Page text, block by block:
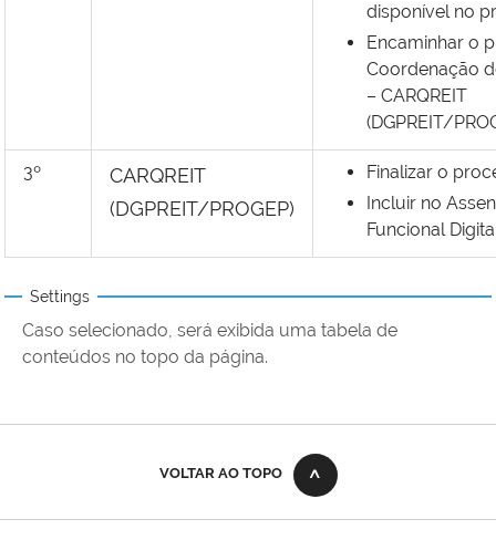
disponível no
Encaminhar o
Coordenação
– CARQREIT
(DGPREIT/
3º
CARQREIT
(DGPREIT/PROGEP)
Finalizar o
Incluir no
Funcional
Settings
Caso selecionado, será exibida uma tabela de
conteúdos no topo da página.
VOLTAR AO TOPO